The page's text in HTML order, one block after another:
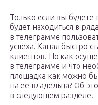
Только если вы
будет находиться в
в телеграмме
успеха. Канал быстро
клиентов. Но как
в телеграмме и что
площадка как можно
на ее владельца? Об
в следующем разделе.